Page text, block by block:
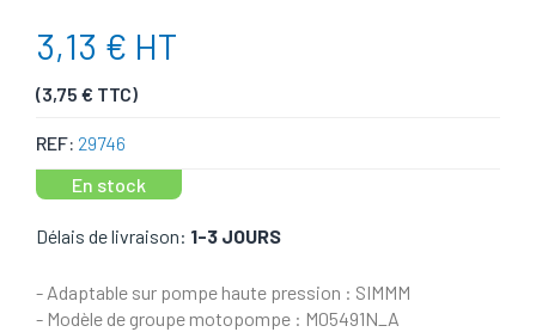
3,13 € HT
(3,75 € TTC)
REF: 29746
En stock
Délais de livraison: 1-3 JOURS
- Adaptable sur pompe haute pression : SIMMM
- Modèle de groupe motopompe : M05491N_A